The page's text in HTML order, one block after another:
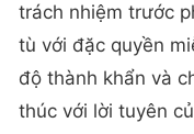
trách nhiệm trước
tù với đặc quyền
độ thành khẩn và
thúc với lời tuyên